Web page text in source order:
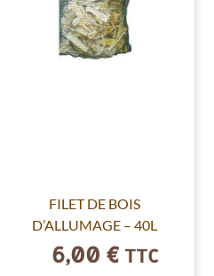
FILET DE BOIS
D’ALLUMAGE – 40L
6,00 € TTC